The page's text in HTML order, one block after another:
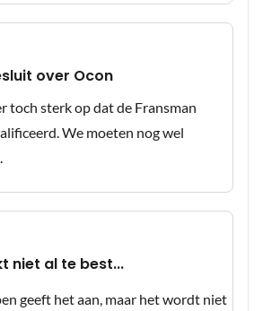
over Ocon
toch sterk op dat de Fransman
We moeten nog wel
niet al te best...
geeft het aan, maar het wordt niet